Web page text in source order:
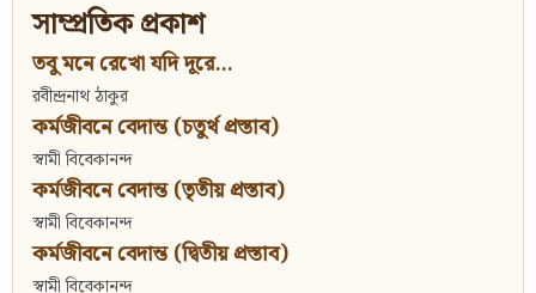
সাম্প্রতিক প্রকাশ
তবু মনে রেখো যদি দূরে...
রবীন্দ্রনাথ ঠাকুর
কর্মজীবনে বেদান্ত (চতুর্থ প্রস্তাব)
স্বামী বিবেকানন্দ
কর্মজীবনে বেদান্ত (তৃতীয় প্রস্তাব)
স্বামী বিবেকানন্দ
কর্মজীবনে বেদান্ত (দ্বিতীয় প্রস্তাব)
স্বামী বিবেকানন্দ